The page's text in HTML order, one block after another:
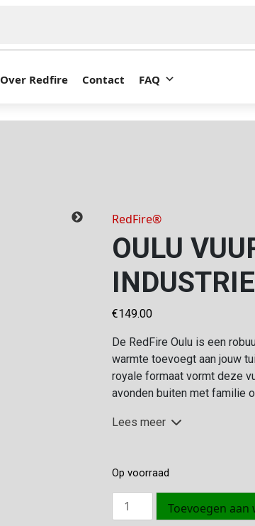
Over Redfire Contact FAQ
RedFire®
OULU
€149.00
De RedFire Oulu is een
warmte toevoegt aan jouw
royale formaat vormt deze
avonden buiten met familie
Lees meer
Op voorraad
Oulu
Vuurschaal
Toevoegen